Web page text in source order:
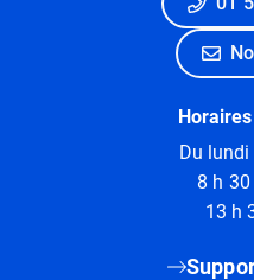
Du lundi
8 h
13 h